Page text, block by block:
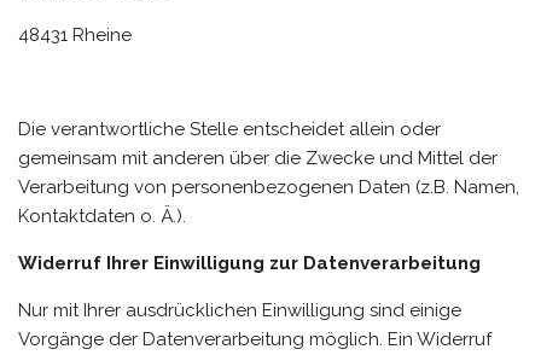
48431 Rheine
Die verantwortliche Stelle entscheidet allein oder
gemeinsam mit anderen über die Zwecke und Mittel der
Verarbeitung von personenbezogenen Daten (z.B. Namen,
Kontaktdaten o. Ä.).
Widerruf Ihrer Einwilligung zur Datenverarbeitung
Nur mit Ihrer ausdrücklichen Einwilligung sind einige
Vorgänge der Datenverarbeitung möglich. Ein Widerruf